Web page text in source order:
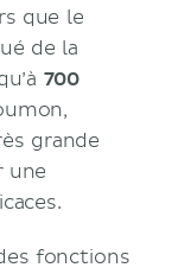
que le
de la
700
grande
une
fonctions